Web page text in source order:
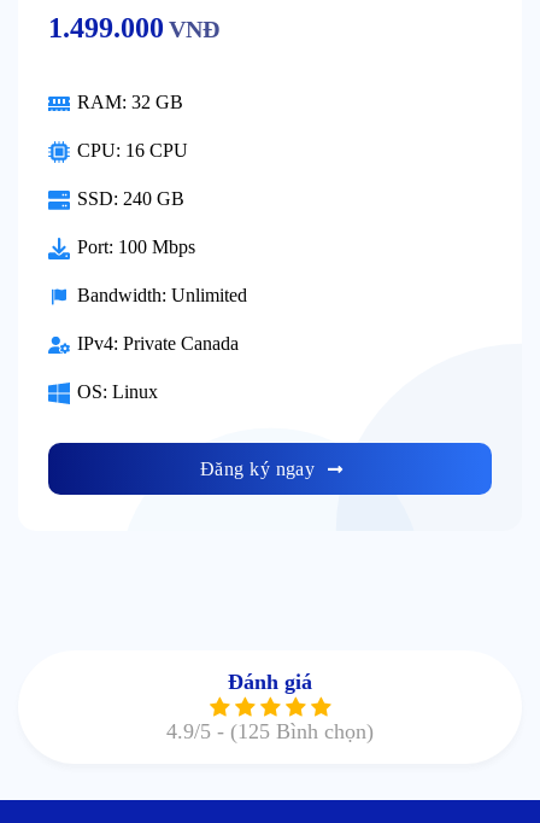
1.499.000 VNĐ
RAM: 32 GB
CPU: 16 CPU
SSD: 240 GB
Port: 100 Mbps
Bandwidth: Unlimited
IPv4: Private Canada
OS: Linux
Đăng ký ngay
Đánh giá
4.9/5 - (125 Bình chọn)